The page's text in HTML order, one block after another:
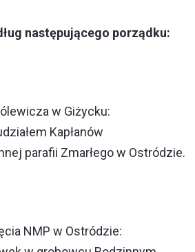
następującego porządku:
w Giżycku:
Kapłanów
parafii Zmarłego w Ostródzie.
NMP w Ostródzie: